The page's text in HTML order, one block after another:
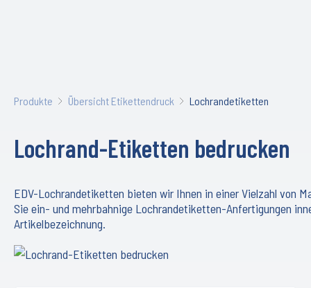
Produkte Übersicht Etikettendruck Lochrandetiketten
Lochrand-Etiketten bedrucken
EDV-Lochrandetiketten bieten wir Ihnen in einer Vielzahl von
Sie ein- und mehrbahnige Lochrandetiketten-Anfertigungen
Artikelbezeichnung.